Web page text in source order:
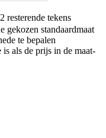
2 resterende tekens
gekozen standaardmaat
te bepalen
als de prijs in de maat-